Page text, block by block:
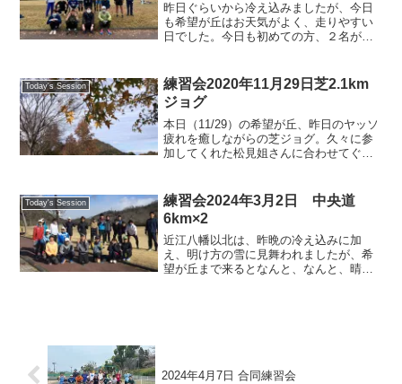
昨日ぐらいから冷え込みましたが、今日
も希望が丘はお天気がよく、走りやすい
日でした。今日も初めての方、２名が参
は中ぼんのお友だちで関目さんのお誘い
で参加。おふたりとも長...
Today's Session
練習会2020年11月29日芝2.1km
ジョグ
本日（11/29）の希望が丘、昨日のヤッソ
疲れを癒しながらの芝ジョグ。久々に参
加してくれた松見姐さんに合わせてぐる
愛らしくね。どすこい松見姐さんの願い
で中村御大を囲むキ...
Today's Session
練習会2024年3月2日 中央道
6km×2
近江八幡以北は、昨晩の冷え込みに加
え、明け方の雪に見舞われましたが、希
望が丘まで来るとなんと、なんと、晴れ
2024年4月7日 合同練習会